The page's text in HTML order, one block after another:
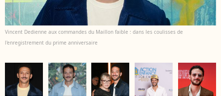
Vincent Dedienne aux commandes du Maillon faible : dans les coulisses de
l'enregistrement du prime anniversaire